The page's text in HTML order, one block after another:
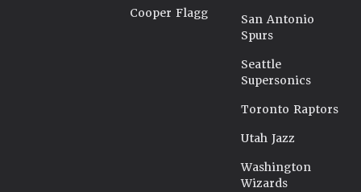
Cooper Flagg
San Antonio
Spurs
Seattle
Supersonics
Toronto Raptors
Utah Jazz
Washington
Wizards